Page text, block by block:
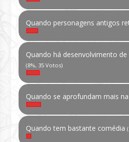
Quando personagens antigos
Quando há desenvolvimento
(8%, 35 Votos)
Quando se aprofundam mais
Quando tem bastante comédia